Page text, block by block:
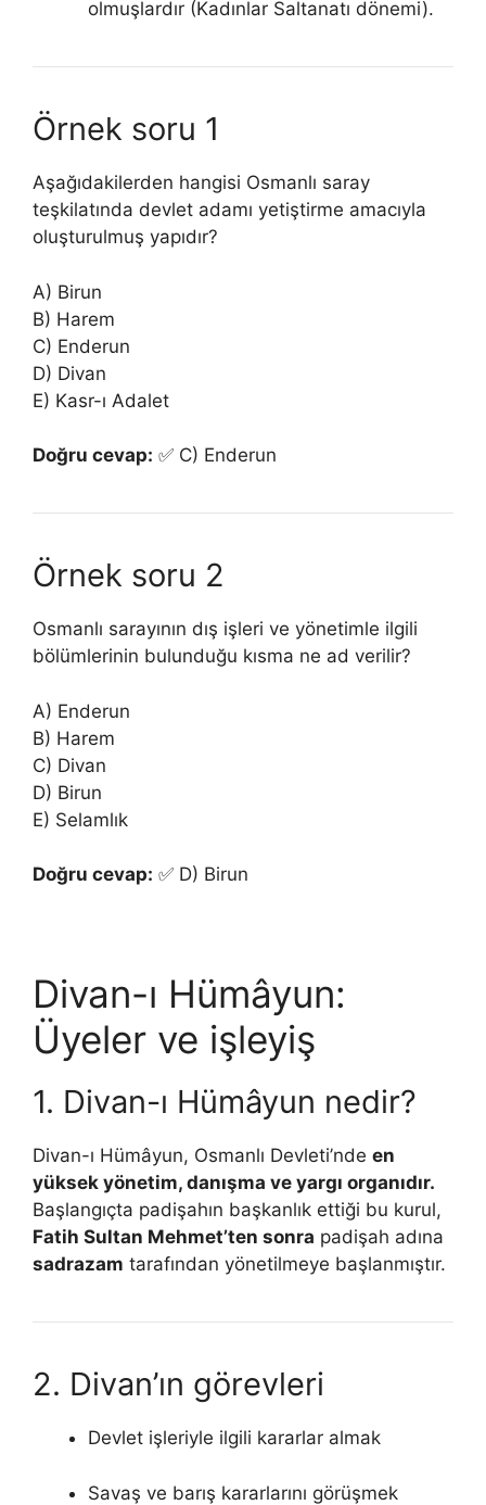
olmuşlardır (Kadınlar Saltanatı dönemi).
Örnek soru 1
Aşağıdakilerden hangisi Osmanlı saray
teşkilatında devlet adamı yetiştirme amacıyla
oluşturulmuş yapıdır?
A) Birun
B) Harem
C) Enderun
D) Divan
E) Kasr-ı Adalet
Doğru cevap: ✅ C) Enderun
Örnek soru 2
Osmanlı sarayının dış işleri ve yönetimle ilgili
bölümlerinin bulunduğu kısma ne ad verilir?
A) Enderun
B) Harem
C) Divan
D) Birun
E) Selamlık
Doğru cevap: ✅ D) Birun
Divan-ı Hümâyun:
Üyeler ve işleyiş
1. Divan-ı Hümâyun nedir?
Divan-ı Hümâyun, Osmanlı Devleti’nde en
yüksek yönetim, danışma ve yargı organıdır.
Başlangıçta padişahın başkanlık ettiği bu kurul,
Fatih Sultan Mehmet’ten sonra padişah adına
sadrazam tarafından yönetilmeye başlanmıştır.
2. Divan’ın görevleri
Devlet işleriyle ilgili kararlar almak
Savaş ve barış kararlarını görüşmek